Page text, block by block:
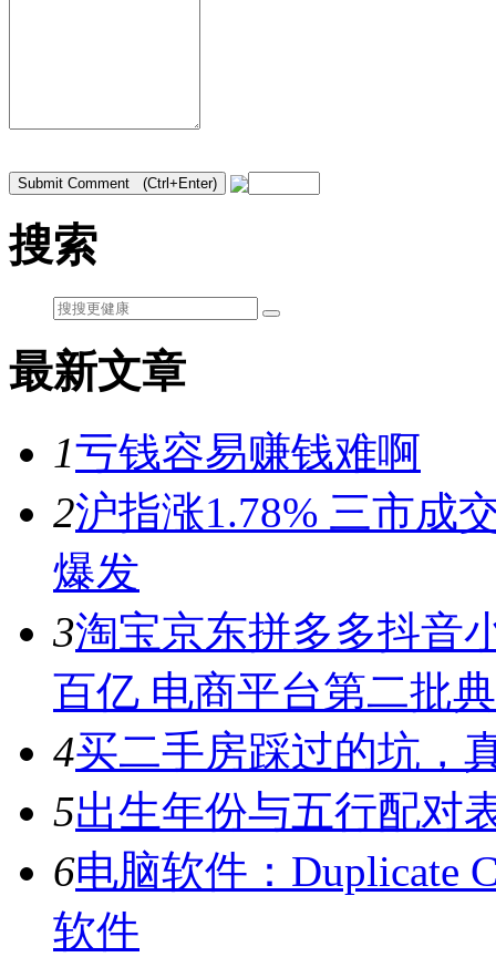
搜索
最新文章
1亏钱容易赚钱难啊
2沪指涨1.78% 三市成
爆发
3淘宝京东拼多多抖音
百亿 电商平台第二批
4买二手房踩过的坑，
5出生年份与五行配对
6电脑软件：Duplicate
软件